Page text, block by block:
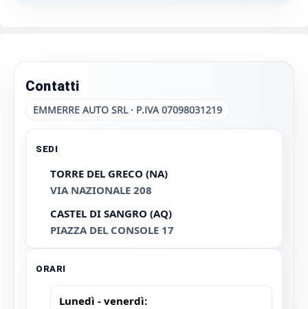
Contatti
EMMERRE AUTO SRL · P.IVA 07098031219
SEDI
TORRE DEL GRECO (NA)
VIA NAZIONALE 208
CASTEL DI SANGRO (AQ)
PIAZZA DEL CONSOLE 17
ORARI
Lunedì - venerdì: